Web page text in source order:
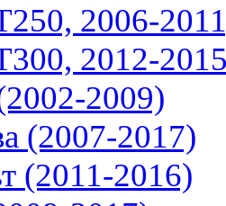
2006-
2012-
2009)
(2007-2017)
(2011-2016)